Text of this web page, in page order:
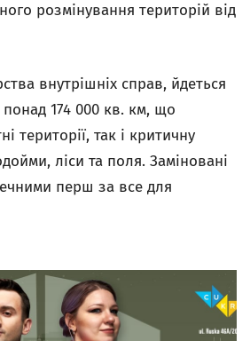
розмінування територій від
внутрішніх справ, йдеться
понад 174 000 кв. км, що
території, так і критичну
ліси та поля. Заміновані
перш за все для